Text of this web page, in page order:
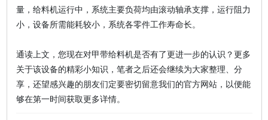
量，给料机运行中，系统主要负荷均由滚动轴承支撑，运行阻力
小，设备所需能耗较小，系统各零件工作寿命长。
通读上文，您现在对甲带给料机是否有了更进一步的认识？更多
关于该设备的精彩小知识，笔者之后还会继续为大家整理、分
享，还望感兴趣的朋友们定要密切留意我们的官方网站，以便能
够在第一时间获取更多详情。